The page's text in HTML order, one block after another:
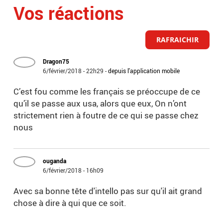
Vos réactions
RAFRAICHIR
Dragon75
6/février/2018 - 22h29 -depuis l'application mobile
C’est fou comme les français se préoccupe de ce
qu’il se passe aux usa, alors que eux, On n’ont
strictement rien à foutre de ce qui se passe chez
nous
ouganda
6/février/2018 - 16h09
Avec sa bonne tête d'intello pas sur qu'il ait grand
chose à dire à qui que ce soit.